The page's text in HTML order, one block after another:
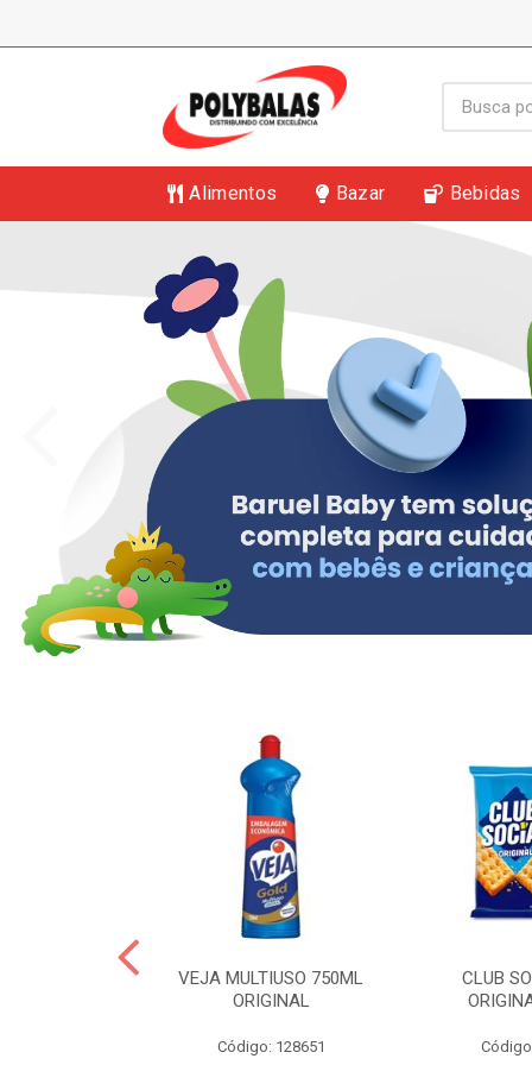
Alimentos Bazar Bebidas
VEJA MULTIUSO 750ML
ORIGINAL
Código: 128651
CLUB